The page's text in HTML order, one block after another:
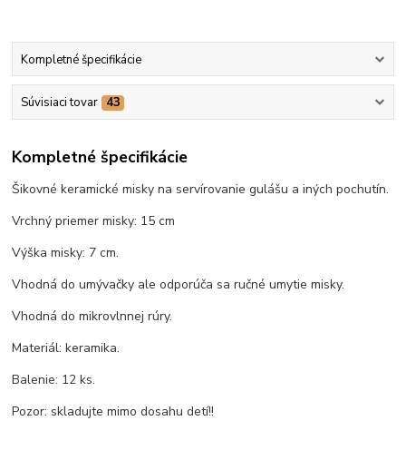
Kompletné špecifikácie
Súvisiaci tovar 43
Kompletné špecifikácie
Šikovné keramické misky na servírovanie gulášu a iných pochutín.
Vrchný priemer misky: 15 cm
Výška misky: 7 cm.
Vhodná do umývačky ale odporúča sa ručné umytie misky.
Vhodná do mikrovlnnej rúry.
Materiál: keramika.
Balenie: 12 ks.
Pozor: skladujte mimo dosahu detí!!